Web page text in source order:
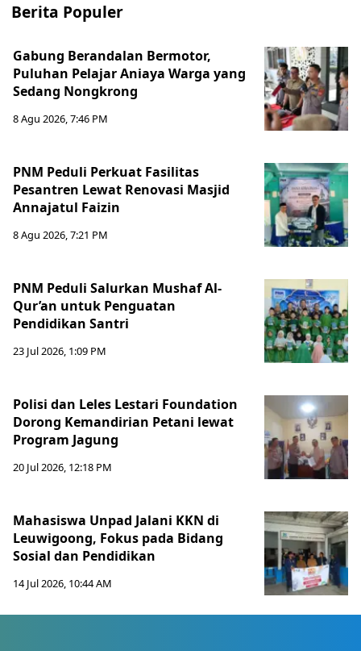
Berita Populer
Gabung Berandalan Bermotor,
Puluhan Pelajar Aniaya Warga yang
Sedang Nongkrong
8 Agu 2026, 7:46 PM
PNM Peduli Perkuat Fasilitas
Pesantren Lewat Renovasi Masjid
Annajatul Faizin
8 Agu 2026, 7:21 PM
PNM Peduli Salurkan Mushaf Al-
Qur’an untuk Penguatan
Pendidikan Santri
23 Jul 2026, 1:09 PM
Polisi dan Leles Lestari Foundation
Dorong Kemandirian Petani lewat
Program Jagung
20 Jul 2026, 12:18 PM
Mahasiswa Unpad Jalani KKN di
Leuwigoong, Fokus pada Bidang
Sosial dan Pendidikan
14 Jul 2026, 10:44 AM